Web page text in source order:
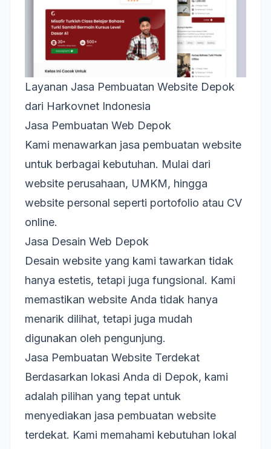
Layanan Jasa Pembuatan Website Depok
dari Harkovnet Indonesia
Jasa Pembuatan Web Depok
Kami menawarkan jasa pembuatan website
untuk berbagai kebutuhan. Mulai dari
website perusahaan, UMKM, hingga
website personal seperti portofolio atau CV
online.
Jasa Desain Web Depok
Desain website yang kami tawarkan tidak
hanya estetis, tetapi juga fungsional. Kami
memastikan website Anda tidak hanya
menarik dilihat, tetapi juga mudah
digunakan oleh pengunjung.
Jasa Pembuatan Website Terdekat
Berdasarkan lokasi Anda di Depok, kami
adalah pilihan yang tepat untuk
menyediakan jasa pembuatan website
terdekat. Kami memahami kebutuhan lokal